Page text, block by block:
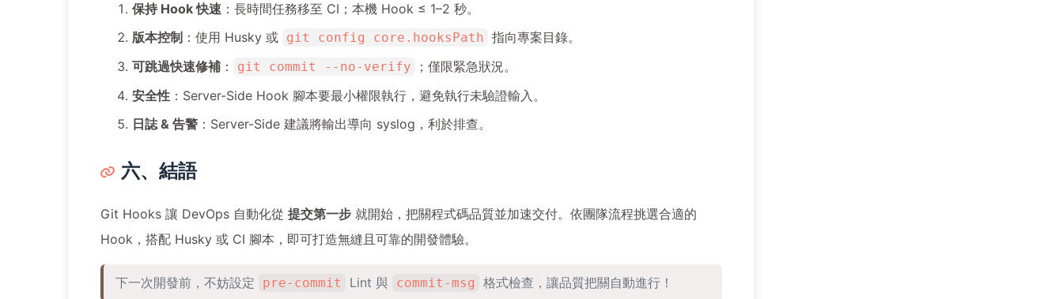
保持 Hook 快速 ：長時間任務移至 CI；本機 Hook ≤ 1–2 秒。
版本控制 ：使用 Husky 或 git config core.hooksPath 指向專案目錄。
可跳過快速修補 ： git commit --no-verify
；僅限緊急狀況。
安全性 ：Server-Side Hook 腳本要最小權限執行，避免執行未驗證輸入。
日誌 & 告警 ：Server-Side 建議將輸出導向 syslog，利於排查。
六、結語
Git Hooks 讓 DevOps 自動化從 提交第一步 就開始，把關程式碼品質並加速交付。依團隊流程挑選合適的
Hook，搭配 Husky 或 CI 腳本，即可打造無縫且可靠的開發體驗。
下一次開發前，不妨設定 pre-commit Lint 與 commit-msg 格式檢查，讓品質把關自動進行！